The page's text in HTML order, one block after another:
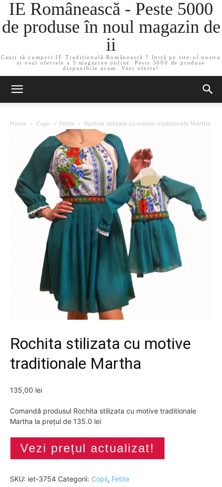
IE Românească - Peste 5000
de produse în noul magazin de
ii
Cauți să cumperi IE Tradițională Românească ? Intră pe site-ul nostru
și vezi ofertele a 5 magazine online. Peste 5000 de produse
disponibile acum. Vezi oferta!
Home Copii Fetite Rochita stilizata cu motive traditionale Martha
Rochita stilizata cu motive
traditionale Martha
135,00 lei
Comandă produsul Rochita stilizata cu motive traditionale
Martha la prețul de 135.0 lei
Vezi prețul actualizat!
SKU: iet-3754 Categorii: Copii, Fetite